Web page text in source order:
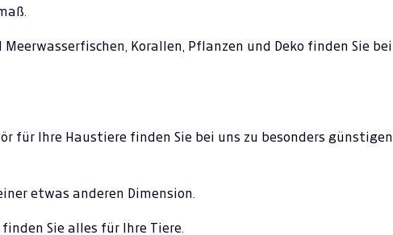
Meerwasserfischen, Korallen, Pflanzen und Deko finden Sie bei
für Ihre Haustiere finden Sie bei uns zu besonders günstigen
etwas anderen Dimension.
finden Sie alles für Ihre Tiere.